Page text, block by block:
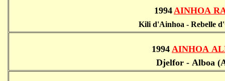
1994 AINHOA
Kili d'Ainhoa - Rebelle
1994 AINHOA
Djelfor - Alboa